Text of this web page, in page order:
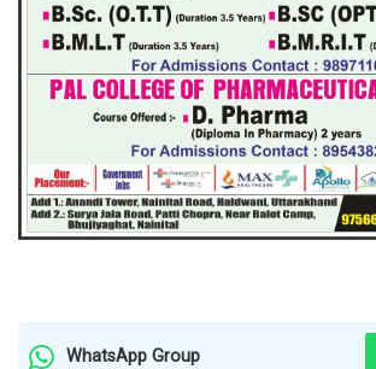
WhatsApp Group